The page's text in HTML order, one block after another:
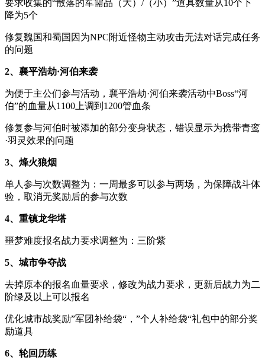
要求收集的“散落的军需品（大）/（小）”道具数量从10个下
降为5个
修复魏国和蜀国因为NPC附近怪物主动攻击无法对话完成任务
的问题
2、襄平浩劫·河伯来袭
为便于主公们参与活动，襄平浩劫·河伯来袭活动中Boss“河
伯”的血量从1100上调到1200管血条
修复参与河伯时被添加的部分变身状态，错误显示为携带青鸾
·羽灵效果的问题
3、烽火狼烟
单人参与次数调整为：一周最多可以参与两场，为保障战斗体
验，取消无奖励后的参与次数
4、重镇龙华塔
噩梦难度报名战力要求调整为：三阶紫
5、城市争夺战
去掉原本的报名血量要求，修改为战力要求，更新后战力为二
阶绿及以上可以报名
优化城市战奖励”军团补给袋“，”个人补给袋“礼包中的部分奖
励道具
6、轮回历练